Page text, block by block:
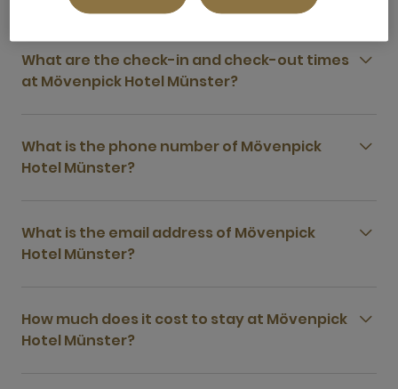
What are the check-in and check-out times
at Mövenpick Hotel Münster?
What is the phone number of Mövenpick
Hotel Münster?
What is the email address of Mövenpick
Hotel Münster?
How much does it cost to stay at Mövenpick
Hotel Münster?